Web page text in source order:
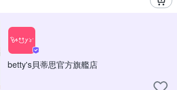
betty's貝蒂思官方旗艦店